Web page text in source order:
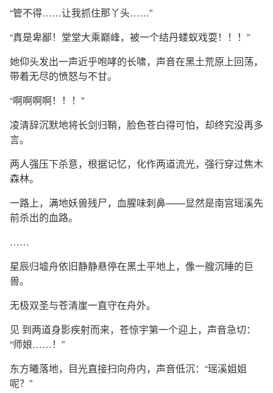
“管不得……让我抓住那丫头……”
“真是卑鄙！堂堂大乘巅峰，被一个结丹蝼蚁戏耍！！！”
她仰头发出一声近乎咆哮的长啸，声音在黑土荒原上回荡，
带着无尽的愤怒与不甘。
“啊啊啊啊！！！”
凌清辞沉默地将长剑归鞘，脸色苍白得可怕，却终究没再多
言。
两人强压下杀意，根据记忆，化作两道流光，强行穿过焦木
森林。
一路上，满地妖兽残尸，血腥味刺鼻——显然是南宫瑶溪先
前杀出的血路。
……
星辰归墟舟依旧静静悬停在黑土平地上，像一艘沉睡的巨
兽。
无极双圣与苍清崖一直守在舟外。
见 到两道身影疾射而来，苍惊宇第一个迎上，声音急切：
“师娘……！”
东方曦落地，目光直接扫向舟内，声音低沉：“瑶溪姐姐
呢？”